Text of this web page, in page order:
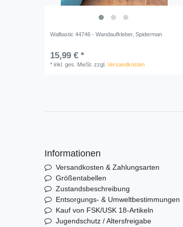
Walltastic 44746 - Wandaufkleber, Spiderman
15,99 € *
*inkl. ges. MwSt. zzgl.Versandkosten
Informationen
Versandkosten & Zahlungsarten
Größentabellen
Zustandsbeschreibung
Entsorgungs- & Umweltbestimmungen
Kauf von FSK/USK 18-Artikeln
Jugendschutz / Altersfreigabe